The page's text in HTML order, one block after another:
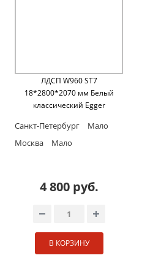
ЛДСП W960 ST7
18*2800*2070 мм Белый
классический Egger
Санкт-Петербург
Мало
Москва
Мало
4 800 руб.
В КОРЗИНУ